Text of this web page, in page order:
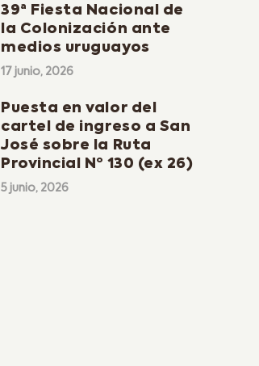
39ª Fiesta Nacional de
la Colonización ante
medios uruguayos
17 junio, 2026
Puesta en valor del
cartel de ingreso a San
José sobre la Ruta
Provincial Nº 130 (ex 26)
5 junio, 2026